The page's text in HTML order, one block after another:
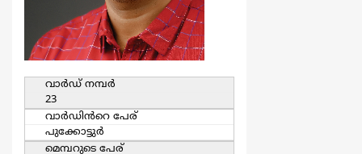
വാര്‍ഡ്‌ നമ്പര്‍
23
വാര്‍ഡിൻറെ പേര്
പുക്കോട്ടുര്‍
മെമ്പറുടെ പേര്